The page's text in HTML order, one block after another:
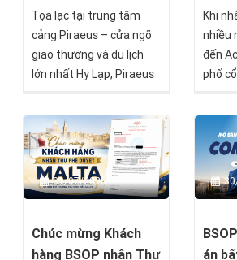
Tọa lạc tại trung tâm
cảng Piraeus – cửa ngõ
giao thương và du lịch
lớn nhất Hy Lạp, Piraeus
những dự án nổi bật
hướng đến nhóm nhà
đầu tư tìm kiếm giá trị
bền vững mà BSOP sẽ
chính thức mở bán trong
Khi
nhiều
đến
phố
thành
phút
–
Lạp,
trung
khu
mình
31/07/2026
Chúc mừng Khách
hàng BSOP nhận Thư
án